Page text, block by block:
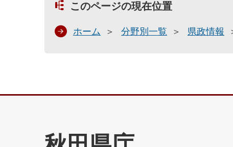
このページの現在位置
ホーム 分野別一覧 県政情報